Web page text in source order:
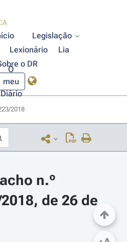
Legislação
Lexionário
Lia
o DR
O
meu
Diário
2018
n.º
de 26 de